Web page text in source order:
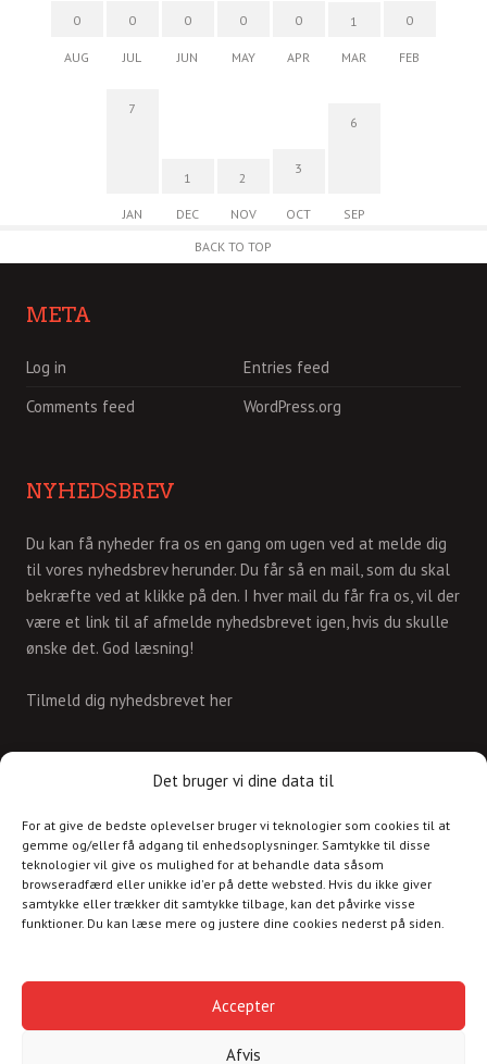
Det bruger vi dine data til
For at give de bedste oplevelser bruger vi teknologier som cookies til at
gemme og/eller få adgang til enhedsoplysninger. Samtykke til disse
teknologier vil give os mulighed for at behandle data såsom
browseradfærd eller unikke id'er på dette websted. Hvis du ikke giver
samtykke eller trækker dit samtykke tilbage, kan det påvirke visse
funktioner. Du kan læse mere og justere dine cookies nederst på siden.
Accepter
Afvis
0
AUG
0
JUL
0
JUN
0
MAY
0
APR
1
MAR
0
FEB
7
JAN
1
DEC
2
NOV
3
OCT
6
SEP
BACK TO TOP
META
Log in
Entries feed
Comments feed
WordPress.org
NYHEDSBREV
Du kan få nyheder fra os en gang om ugen ved at melde dig
til vores nyhedsbrev herunder. Du får så en mail, som du skal
bekræfte ved at klikke på den. I hver mail du får fra os, vil der
være et link til af afmelde nyhedsbrevet igen, hvis du skulle
ønske det. God læsning!
Tilmeld dig nyhedsbrevet her
Skriv til os på
info@christianshavnskvarter.dk
Christiania
Kultur